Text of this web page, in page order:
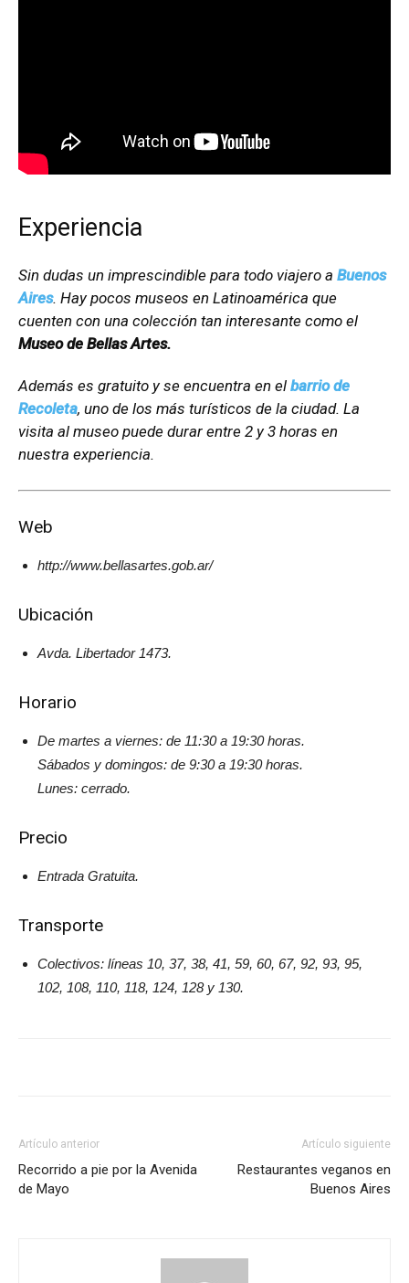
Experiencia
Sin dudas un imprescindible para todo viajero a Buenos
Aires. Hay pocos museos en Latinoamérica que
cuenten con una colección tan interesante como el
Museo de Bellas Artes.
Además es gratuito y se encuentra en el barrio de
Recoleta, uno de los más turísticos de la ciudad. La
visita al museo puede durar entre 2 y 3 horas en
nuestra experiencia.
Web
http://www.bellasartes.gob.ar/
Ubicación
Avda. Libertador 1473.
Horario
De martes a viernes: de 11:30 a 19:30 horas.
Sábados y domingos: de 9:30 a 19:30 horas.
Lunes: cerrado.
Precio
Entrada Gratuita.
Transporte
Colectivos: líneas 10, 37, 38, 41, 59, 60, 67, 92, 93, 95,
102, 108, 110, 118, 124, 128 y 130.
Artículo anterior
Recorrido a pie por la Avenida
de Mayo
Artículo siguiente
Restaurantes veganos en
Buenos Aires